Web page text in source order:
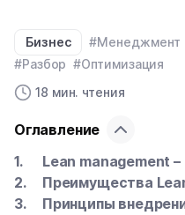
Бизнес #Менеджмент
#Разбор #Оптимизация
18 мин. чтения
Оглавление
Lean management
Преимущества
Принципы